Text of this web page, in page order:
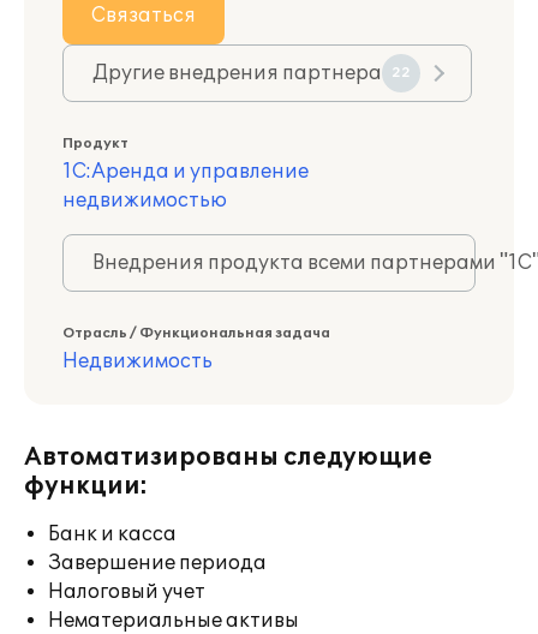
Связаться
Другие внедрения партнера 22
Продукт
1С:Аренда и управление
недвижимостью
Внедрения продукта всеми партнерами
Отрасль / Функциональная задача
Недвижимость
Автоматизированы следующие
функции:
Банк и касса
Завершение периода
Налоговый учет
Нематериальные активы